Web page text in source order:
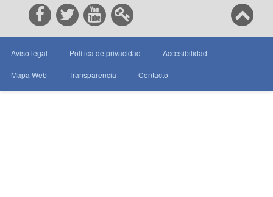
Aviso legal Política de privacidad Accesibilidad
Mapa Web Transparencia Contacto